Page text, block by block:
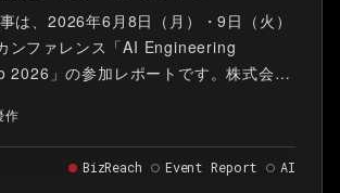
は、2026年6月8日（月）・9日（火）
ンファレンス「AI Engineering
2026」の参加レポートです。株式会社
Studioでソフトウェアエンジニ
室です。私はDay 2となる6月9日に現
。
作
BizReach Event Report AI